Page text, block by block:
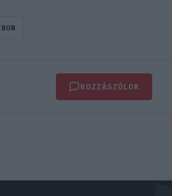
HOZZÁSZÓLOK